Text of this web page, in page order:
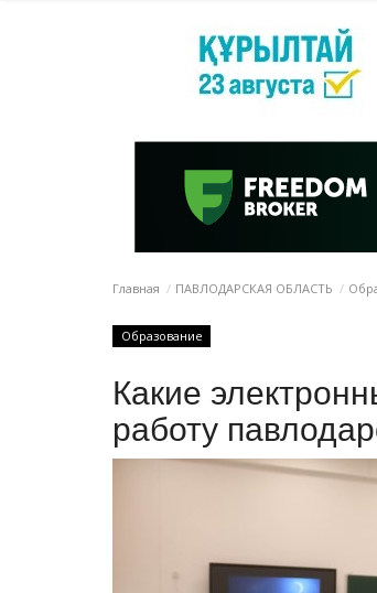
Главная ПАВЛОДАРСКАЯ ОБЛАСТЬ
Образование
Какие
работу